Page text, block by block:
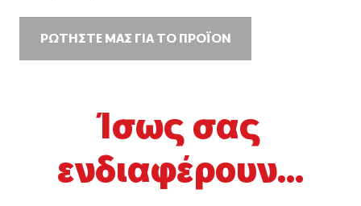
ΡΩΤΗΣΤΕ ΜΑΣ ΓΙΑ ΤΟ ΠΡΟΪΟΝ
Ίσως σας
ενδιαφέρουν...